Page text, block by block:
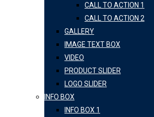
CALL TO ACTION 1
CALL TO ACTION 2
GALLERY
IMAGE TEXT BOX
VIDEO
PRODUCT SLIDER
LOGO SLIDER
INFO BOX
INFO BOX 1